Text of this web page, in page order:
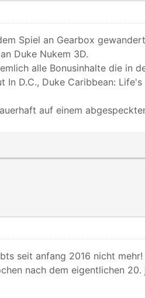
Spiel an Gearbox
Duke Nukem 3D.
alle Bonusinhalte die in
D.C., Duke Caribbean:
auf einem
seit anfang 2016 nicht mehr!
nach dem eigentlichen 20.